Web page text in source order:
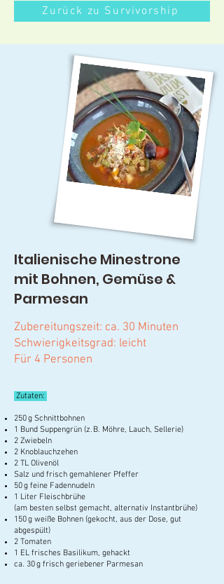
Zurück zu Survivorship
Italienische Minestrone
mit Bohnen, Gemüse &
Parmesan
Zubereitungszeit: ca. 30 Minuten
Schwierigkeitsgrad: leicht
Für 4 Personen
Zutaten:
250 g Schnittbohnen
1 Bund Suppengrün (z. B. Möhre, Lauch, Sellerie)
2 Zwiebeln
2 Knoblauchzehen
2 TL Olivenöl
Salz und frisch gemahlener Pfeffer
50 g feine Fadennudeln
1 Liter Fleischbrühe
(am besten selbst gemacht, alternativ Instantbrühe)
150 g weiße Bohnen (gekocht, aus der Dose, gut
abgespült)
2 Tomaten
1 EL frisches Basilikum, gehackt
ca. 30 g frisch geriebener Parmesan